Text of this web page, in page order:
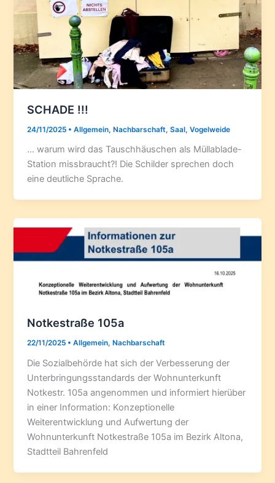
SCHADE !!!
24/11/2025 •Allgemein,Nachbarschaft,Saal,Vogelweide
… warum wird das Tauschhäuschen als Müllablade-
Station missbraucht?! Die Schilder sprechen doch
eine deutliche Sprache.
Notkestraße 105a
22/11/2025 •Allgemein, Nachbarschaft
Die Sozialbehörde hat sich der Verbesserung der
Unterbringungsstandards der Wohnunterkunft
Notkestr. 105a angenommen und informiert hierüber
in einer Information: Konzeptionelle
Weiterentwicklung und Aufwertung der
Wohnunterkunft Notkestraße 105a im Bezirk Altona,
Stadtteil Bahrenfeld